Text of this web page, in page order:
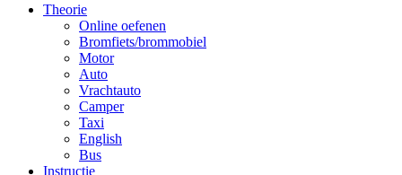
Theorie
Online oefenen
Bromfiets/brommobiel
Motor
Auto
Vrachtauto
Camper
Taxi
English
Bus
Instructie